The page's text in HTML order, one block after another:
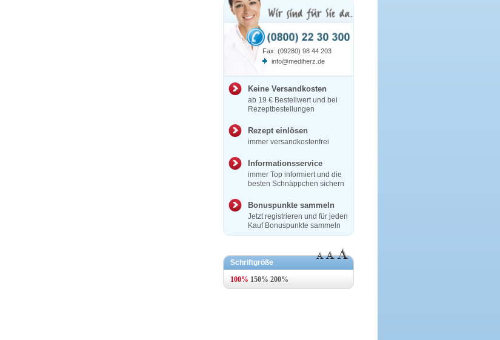
Fax: (09280) 98 44 203
info@mediherz.de
Keine Versandkosten
ab 19 € Bestellwert und bei
Rezeptbestellungen
Rezept einlösen
immer versandkostenfrei
Informationsservice
immer Top informiert und die
besten Schnäppchen sichern
Bonuspunkte sammeln
Jetzt registrieren und für jeden
Kauf Bonuspunkte sammeln
Schriftgröße